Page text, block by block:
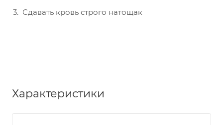
Сдавать кровь строго натощак
Характеристики